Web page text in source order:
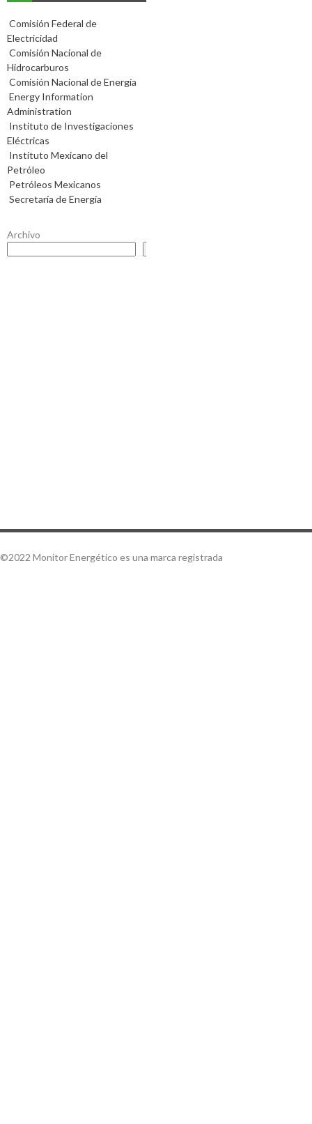
Comisión Federal de
Electricidad
Comisión Nacional de
Hidrocarburos
Comisión Nacional de Energía
Energy Information
Administration
Instituto de Investigaciones
Eléctricas
Instituto Mexicano del
Petróleo
Petróleos Mexicanos
Secretaría de Energía
Archivo
©2022 Monitor Energético es una marca registrada